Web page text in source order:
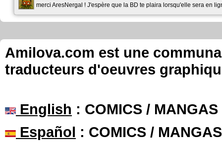
merci AresNergal ! J'espère que la BD te plaira lorsqu'elle sera en
Amilova.com est une
traducteurs d'oeuvres
English : COMICS /
Español : COMICS /